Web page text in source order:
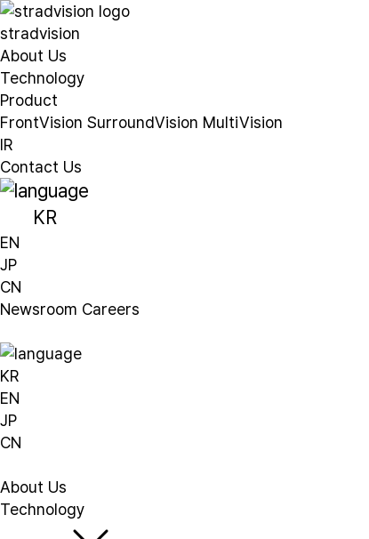
stradvision
About Us
Technology
Product
FrontVision SurroundVision MultiVision
IR
Contact Us
KR
EN
JP
CN
Newsroom Careers
KR
EN
JP
CN
About Us
Technology